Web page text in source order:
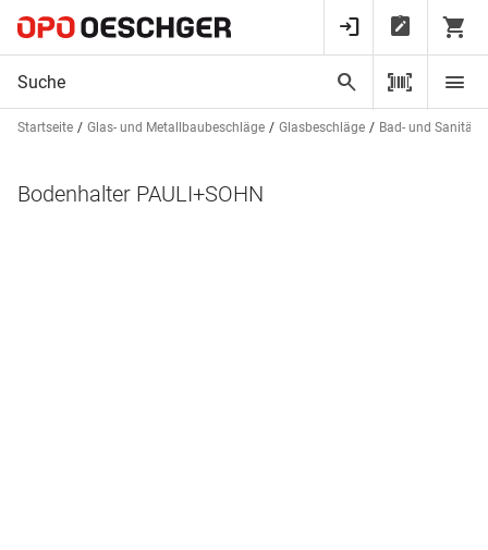
Startseite Glas- und Metallbaubeschläge Glasbeschläge Bad- und
Bodenhalter PAULI+SOHN